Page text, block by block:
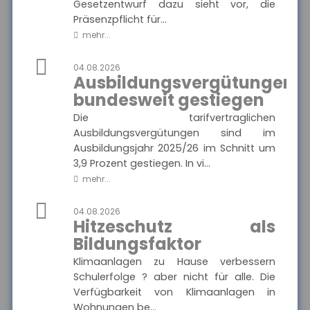
Gesetzentwurf dazu sieht vor, die
Präsenzpflicht für...
mehr...
04.08.2026
Ausbildungsvergütungen
bundesweit gestiegen
Die tarifvertraglichen
Ausbildungsvergütungen sind im
Ausbildungsjahr 2025/26 im Schnitt um
3,9 Prozent gestiegen. In vi...
mehr...
04.08.2026
Hitzeschutz als
Bildungsfaktor
Klimaanlagen zu Hause verbessern
Schulerfolge ? aber nicht für alle. Die
Verfügbarkeit von Klimaanlagen in
Wohnungen be...
MEHR
Ausgewählte Produkte
Münchener Verein -
Pflegetagegeld
Münchener Verein -
Pflegetagegeld
Hier finden Sie alle wichtigen
Informationen und
Druckstücke zur
Pflegetagegeldversicherung
des Münchener Vereins.
MEHR
VolkswohlBund -
Rentenversicherung